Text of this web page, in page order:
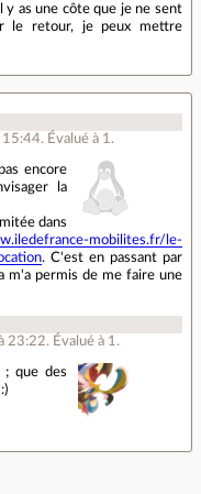
y as une côte que je ne sent
le retour, je peux mettre
15:44. Évalué à 1.
encore
la
dans
mobilites.fr/le-
. C'est en passant par
m'a permis de me faire une
23:22. Évalué à 1 .
; que des